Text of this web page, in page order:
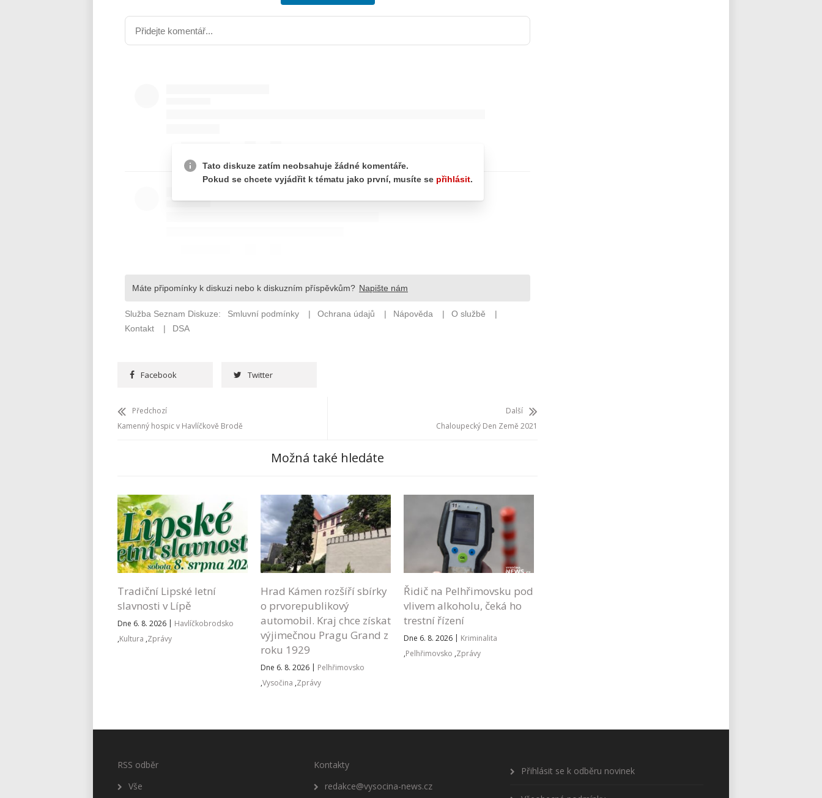
Facebook Twitter
Předchozí
Kamenný hospic v Havlíčkově Brodě
Další
Chaloupecký Den Země 2021
Možná také hledáte
Tradiční Lipské letní
slavnosti v Lípě
Dne 6. 8. 2026 | Havlíčkobrodsko
,Kultura ,Zprávy
Hrad Kámen rozšíří sbírky
o prvorepublikový
automobil. Kraj chce získat
výjimečnou Pragu Grand z
roku 1929
Dne 6. 8. 2026 | Pelhřimovsko
,Vysočina ,Zprávy
Řidič na Pelhřimovsku pod
vlivem alkoholu, čeká ho
trestní řízení
Dne 6. 8. 2026 | Kriminalita
,Pelhřimovsko ,Zprávy
RSS odběr
Vše
Kontakty
redakce@vysocina-news.cz
Přihlásit se k odběru novinek